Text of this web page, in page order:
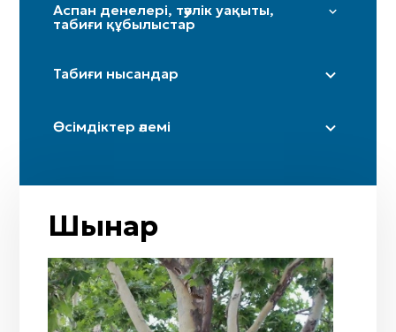
Аспан денелері, тәулік уақыты,
табиғи құбылыстар
Күн
Таңсәрі
Күн күркіреуі мен найзағай
Кемпірқосақ
Жаңбыр
Жел
Мизан көк
Табиғи нысандар
Үңгір
Өзен (бастаулары)
Өсімдіктер әлемі
Шынар
Қайың
Адыраспан
Арша
Селеу
Шынар